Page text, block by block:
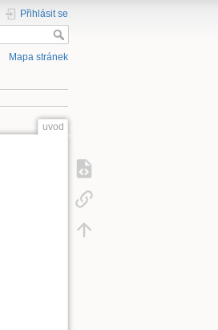
Přihlásit se
Mapa stránek
uvod